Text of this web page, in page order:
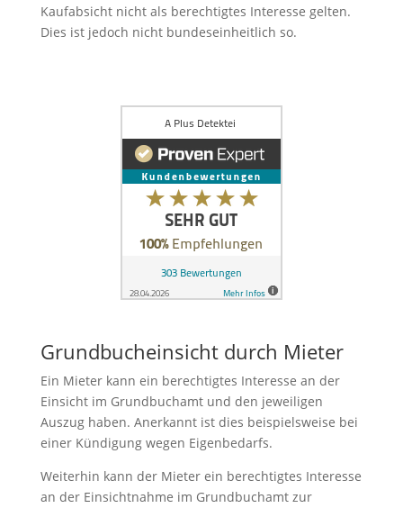
Kaufabsicht nicht als berechtigtes Interesse gelten.
Dies ist jedoch nicht bundeseinheitlich so.
Grundbucheinsicht durch Mieter
Ein Mieter kann ein berechtigtes Interesse an der
Einsicht im Grundbuchamt und den jeweiligen
Auszug haben. Anerkannt ist dies beispielsweise bei
einer Kündigung wegen Eigenbedarfs.
Weiterhin kann der Mieter ein berechtigtes Interesse
an der Einsichtnahme im Grundbuchamt zur